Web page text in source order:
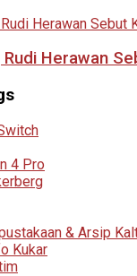
Rudi Herawan
4 Pro
& Arsip
Kukar